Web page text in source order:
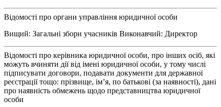
Відомості про органи управління юридичної особи
Вищий: Загальні збори учасників Виконавчий: Директор
Відомості про керівника юридичної особи, про інших осіб, які
можуть вчиняти дії від імені юридичної особи, у тому числі
підписувати договори, подавати документи для державної
реєстрації тощо: прізвище, ім’я, по батькові (за наявності), дані
про наявність обмежень щодо представництва юридичної
особи